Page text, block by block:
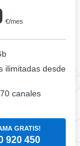
€/mes
ilimitadas desde
canales
GRATIS!
920 450